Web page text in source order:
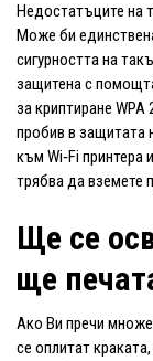
Недостатъците на
Може би
сигурността на
защитена с
за криптиране
пробив в защитата
към Wi‑Fi принтера
трябва да вземете
Ще се
ще
Ако Ви пречи
се оплитат